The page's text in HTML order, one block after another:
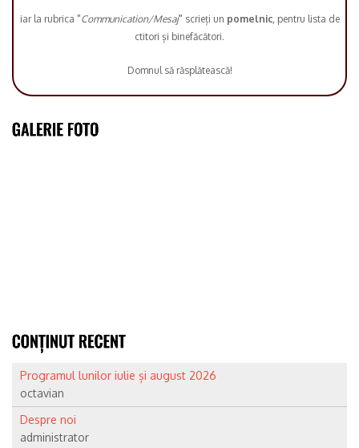
iar la rubrica "Communication/Mesaj" scrieți un pomelnic, pentru lista de
ctitori și binefăcători.
Domnul să răsplătească!
Programul lunilor iulie și august 2026
octavian
Despre noi
administrator